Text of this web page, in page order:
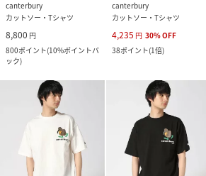
canterbury
カットソー・Tシャツ
8,800 円
800ポイント(10%ポイントバ
ック)
canterbury
カットソー・Tシャツ
4,235 円 30%OFF
38ポイント(1倍)